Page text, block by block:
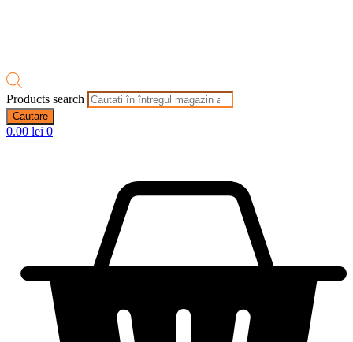
Products search
Cautare
0.00 lei 0